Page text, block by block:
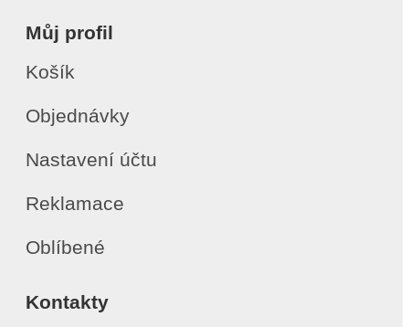
Můj profil
Košík
Objednávky
Nastavení účtu
Reklamace
Oblíbené
Kontakty